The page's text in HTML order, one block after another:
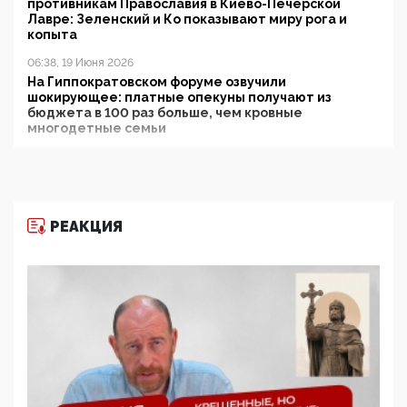
противникам Православия в Киево-Печерской
Лавре: Зеленский и Ко показывают миру рога и
копыта
06:38, 19 Июня 2026
На Гиппократовском форуме озвучили
шокирующее: платные опекуны получают из
бюджета в 100 раз больше, чем кровные
многодетные семьи
11:53, 09 Июня 2026
деятельность ИИТО ЮНЕСКО в России, но
цифроглобалисты продолжают определять
повестку в образовании
09:43, 01 Июня 2026
5G за счет здоровья граждан: Минцифры намерено
отобрать у регионов и муниципалитетов право
защищать жилые дома и социальные объекты от
РЕАКЦИЯ